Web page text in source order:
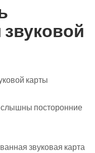
карты
слышны посторонние
звуковая карта